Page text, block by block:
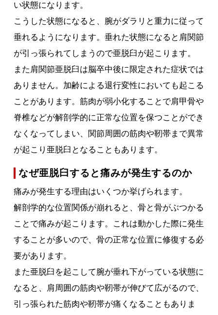
い状態になります。
こうした状態になると、腕がダラリと重力に従って
垂れるようになります。垂れた状態になると肩関節
が引っ張られてしまうので亜脱臼が起こります。
また肩関節亜脱臼は脳卒中後に限定された症状では
ありません。加齢による退行変性においても起こる
ことがあります。筋肉が弱小化することで肩甲骨や
脊椎などが解剖学的に正常な位置を保つことができ
なくなってしまい、関節周囲の筋肉や靭帯まで異常
が起こり亜脱臼となることもあります。
なぜ亜脱臼すると痛みが発生するのか
痛みが発生する理由はいくつか挙げられます。
解剖学的な位置関係が崩れると、骨と骨がぶつかる
ことで痛みが起こります。これは動かした際に発生
することが多いので、骨の正常な位置に修復する必
要があります。
また亜脱臼を起こして腕が垂れ下がっている状態に
なると、肩周囲の筋肉や靭帯が伸びて広がるので、
引っ張られた筋肉や靭帯が痛くなることもありま